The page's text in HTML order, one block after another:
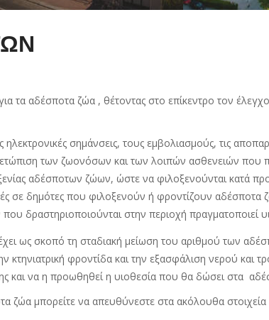
τα αδέσποτα ζώα , θέτοντας στο επίκεντρο τον
σημάνσεις, τους εμβολιασμούς, τις
των ζωονόσων και των λοιπών ασθενειών που
αδέσποτων ζώων, ώστε να φιλοξενούνται κατά
σε δημότες που φιλοξενούν ή φροντίζουν αδέσποτα
δραστηριοποιούνται στην περιοχή πραγματοποιεί
ως σκοπό τη σταδιακή μείωση του αριθμού των
κτηνιατρική φροντίδα και την εξασφάλιση νερού
και να η προωθηθεί η υιοθεσία που θα δώσει στα
ζώα μπορείτε να απευθύνεστε στα ακόλουθα στοιχεία